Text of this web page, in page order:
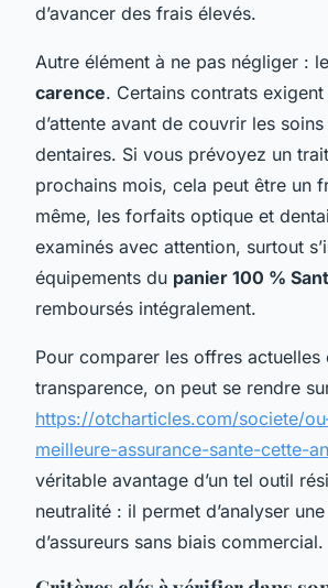
d’avancer des frais élevés.
Autre élément à ne pas négliger :
carence. Certains contrats
d’attente avant de couvrir les
dentaires. Si vous prévoyez un
prochains mois, cela peut être un
même, les forfaits optique et
examinés avec attention, surtout
équipements du panier 100 %
remboursés intégralement.
Pour comparer les offres actuelles
transparence, on peut se rendre
https://otcharticles.com/societe/
meilleure-assurance-sante-cette-
véritable avantage d’un tel outil
neutralité : il permet d’analyser
d’assureurs sans biais commercial.